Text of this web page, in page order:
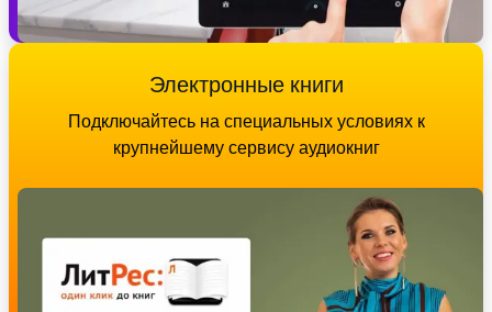
Электронные книги
Подключайтесь на специальных условиях к
крупнейшему сервису аудиокниг